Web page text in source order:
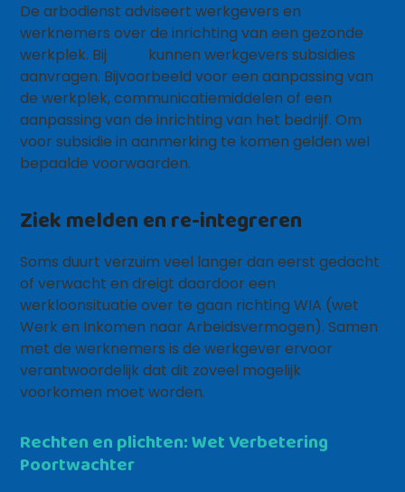
De arbodienst adviseert werkgevers en
werknemers over de inrichting van een gezonde
werkplek. Bij
kunnen werkgevers subsidies
aanvragen. Bijvoorbeeld voor een aanpassing van
de werkplek, communicatiemiddelen of een
aanpassing van de inrichting van het bedrijf. Om
voor subsidie in aanmerking te komen gelden wel
bepaalde voorwaarden.
Ziek melden en re-integreren
Soms duurt verzuim veel langer dan eerst gedacht
of verwacht en dreigt daardoor een
werkloonsituatie over te gaan richting WIA (wet
Werk en Inkomen naar Arbeidsvermogen). Samen
met de werknemers is de werkgever ervoor
verantwoordelijk dat dit zoveel mogelijk
voorkomen moet worden.
Rechten en plichten: Wet Verbetering
Poortwachter